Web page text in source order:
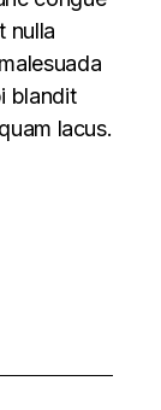
nulla
blandit
lacus.